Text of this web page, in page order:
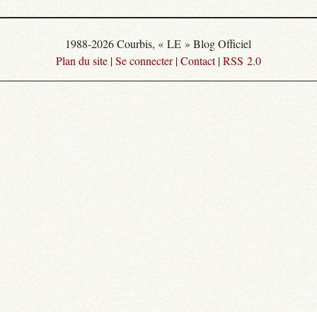
1988-2026 Courbis, « LE » Blog Officiel
Plan du site |Se connecter|Contact|RSS 2.0